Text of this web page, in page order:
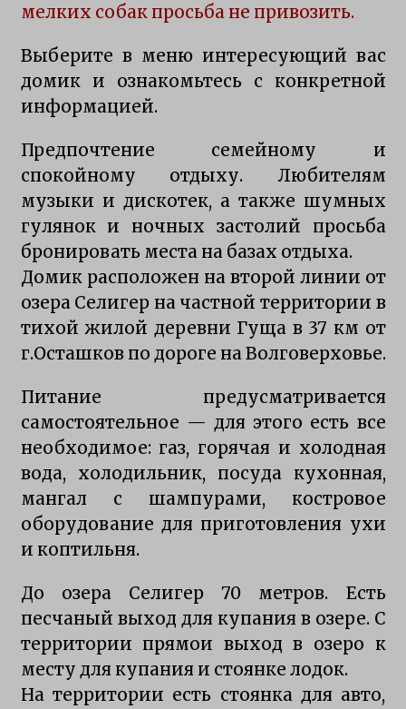
селигере
15 лет ago
мелких собак просьба не привозить.
Выберите в меню интересующий вас
домик и ознакомьтесь с конкретной
информацией.
Предпочтение семейному и
спокойному отдыху. Любителям
музыки и дискотек, а также шумных
гулянок и ночных застолий просьба
бронировать места на базах отдыха.
Домик расположен на второй линии от
озера Селигер на частной территории в
тихой жилой деревни Гуща в 37 км от
г.Осташков по дороге на Волговерховье.
Питание предусматривается
самостоятельное — для этого есть все
необходимое: газ, горячая и холодная
вода, холодильник, посуда кухонная,
мангал с шампурами, костровое
оборудование для приготовления ухи
и коптильня.
До озера Селигер 70 метров. Есть
песчаный выход для купания в озере. С
территории прямои выход в озеро к
месту для купания и стоянке лодок.
На территории есть стоянка для авто,